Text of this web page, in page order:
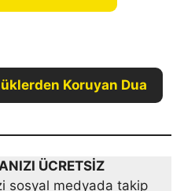
Koruyan Dua
ÜCRETSİZ
sosyal medyada takip